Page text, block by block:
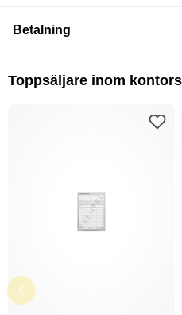
Betalning
Toppsäljare inom